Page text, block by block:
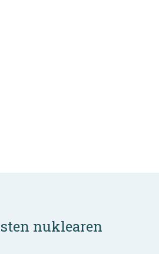
nuklearen